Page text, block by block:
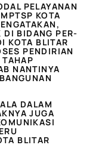
PELAYANAN
KOTA
DI BIDANG PER-
KOTA BLITAR
PENDIRIAN
NANTINYA
DALAM
JUGA
BLITAR